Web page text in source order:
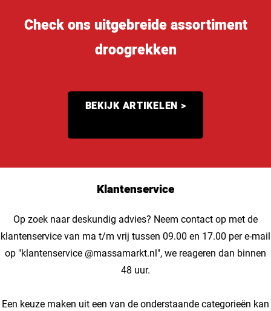
Check ons uitgebreide assortiment
droogrekken
BEKIJK ARTIKELEN >
Klantenservice
Op zoek naar deskundig advies? Neem contact op met de
klantenservice van ma t/m vrij tussen 09.00 en 17.00 per e-mail
op "klantenservice @massamarkt.nl", we reageren dan binnen
48 uur.
Een keuze maken uit een van de onderstaande categorieën kan